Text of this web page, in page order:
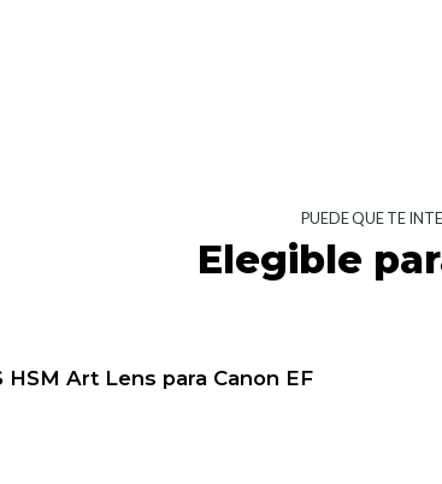
PUEDE QUE TE
Elegible
Art Lens para Canon EF